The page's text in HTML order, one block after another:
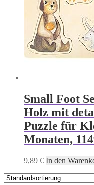
Small Foot
Holz mit
Puzzle für
Monaten,
9,89 € In den